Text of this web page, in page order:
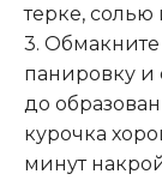
терке, солью
3.
панировку и
до
курочка
минут